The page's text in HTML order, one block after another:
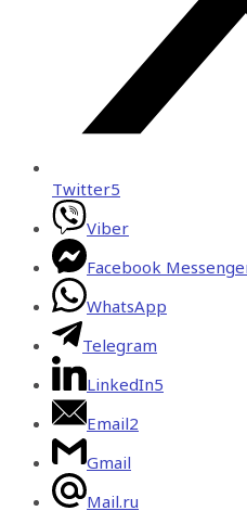
Twitter5
Viber
Facebook
WhatsApp
Telegram
LinkedIn5
Email2
Gmail
Mail.ru